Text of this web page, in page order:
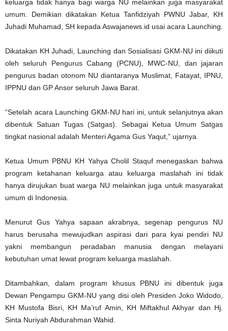
keluarga tidak hanya bagi warga NU melainkan juga masyarakat
umum. Demikian dikatakan Ketua Tanfidziyah PWNU Jabar, KH
Juhadi Muhamad, SH kepada Aswajanews.id usai acara Launching.
Dikatakan KH Juhadi, Launching dan Sosialisasi GKM-NU ini diikuti
oleh seluruh Pengurus Cabang (PCNU), MWC-NU, dan jajaran
pengurus badan otonom NU diantaranya Muslimat, Fatayat, IPNU,
IPPNU dan GP Ansor seluruh Jawa Barat.
“Setelah acara Launching GKM-NU hari ini, untuk selanjutnya akan
dibentuk Satuan Tugas (Satgas). Sebagai Ketua Umum Satgas
tingkat nasional adalah Menteri Agama Gus Yaqut,” ujarnya.
Ketua Umum PBNU KH Yahya Cholil Staquf menegaskan bahwa
program ketahanan keluarga atau keluarga maslahah ini tidak
hanya dirujukan buat warga NU melainkan juga untuk masyarakat
umum di Indonesia.
Menurut Gus Yahya sapaan akrabnya, segenap pengurus NU
harus berusaha mewujudkan aspirasi dari para kyai pendiri NU
yakni membangun peradaban manusia dengan melayani
kebutuhan umat lewat program keluarga maslahah.
Ditambahkan, dalam program khusus PBNU ini dibentuk juga
Dewan Pengampu GKM-NU yang disi oleh Presiden Joko Widodo,
KH Mustofa Bisri, KH Ma’ruf Amin, KH Miftakhul Akhyar dan Hj.
Sinta Nuriyah Abdurahman Wahid.